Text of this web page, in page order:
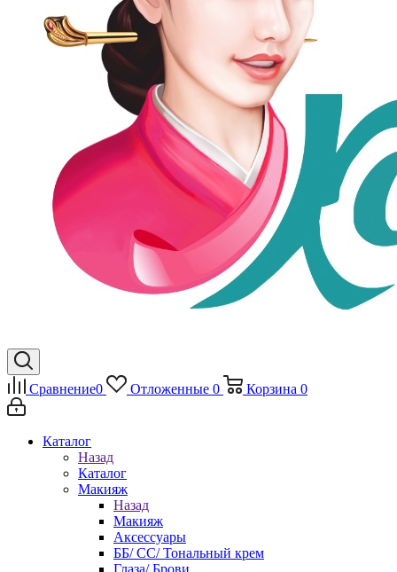
Сравнение0 Отложенные 0 Корзина 0
Каталог
Назад
Каталог
Макияж
Назад
Макияж
Аксессуары
ББ/ СС/ Тональный крем
Глаза/ Брови